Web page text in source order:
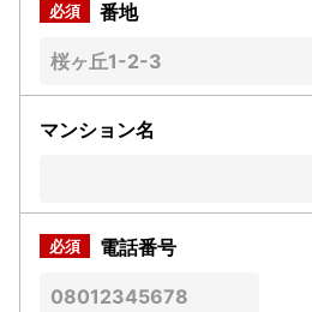
番地
マンション名
電話番号